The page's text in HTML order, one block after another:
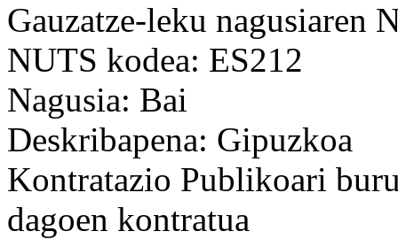
Gauzatze-leku nagusiaren
NUTS kodea: ES212
Nagusia: Bai
Deskribapena: Gipuzkoa
Kontratazio Publikoari
dagoen kontratua